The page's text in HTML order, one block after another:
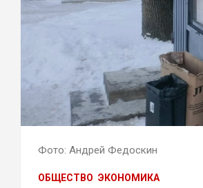
Фото: Андрей Федоскин
ОБЩЕСТВО ЭКОНОМИКА